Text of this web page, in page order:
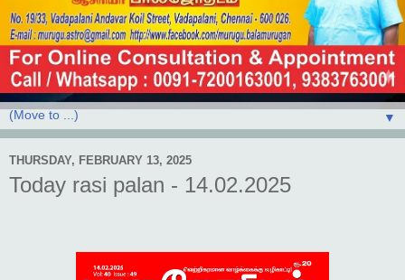
▼
THURSDAY, FEBRUARY 13, 2025
Today rasi palan - 14.02.2025